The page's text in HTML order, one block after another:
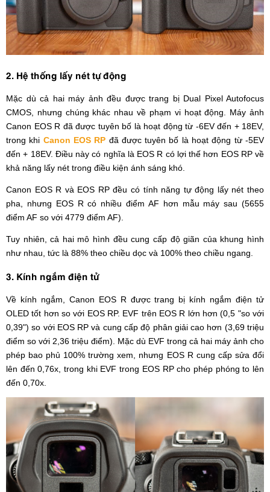
2. Hệ thống lấy nét tự động
Mặc dù cả hai máy ảnh đều được trang bị Dual Pixel Autofocus
CMOS, nhưng chúng khác nhau về phạm vi hoạt động. Máy ảnh
Canon EOS R đã được tuyên bố là hoạt động từ -6EV đến + 18EV,
trong khi Canon EOS RP đã được tuyên bố là hoạt động từ -5EV
đến + 18EV. Điều này có nghĩa là EOS R có lợi thế hơn EOS RP về
khả năng lấy nét trong điều kiện ánh sáng khó.
Canon EOS R và EOS RP đều có tính năng tự động lấy nét theo
pha, nhưng EOS R có nhiều điểm AF hơn mẫu máy sau (5655
điểm AF so với 4779 điểm AF).
Tuy nhiên, cả hai mô hình đều cung cấp độ giãn của khung hình
như nhau, tức là 88% theo chiều dọc và 100% theo chiều ngang.
3. Kính ngắm điện tử
Về kính ngắm, Canon EOS R được trang bị kính ngắm điện tử
OLED tốt hơn so với EOS RP. EVF trên EOS R lớn hơn (0,5 "so với
0,39") so với EOS RP và cung cấp độ phân giải cao hơn (3,69 triệu
điểm so với 2,36 triệu điểm). Mặc dù EVF trong cả hai máy ảnh cho
phép bao phủ 100% trường xem, nhưng EOS R cung cấp sửa đổi
lên đến 0,76x, trong khi EVF trong EOS RP cho phép phóng to lên
đến 0,70x.